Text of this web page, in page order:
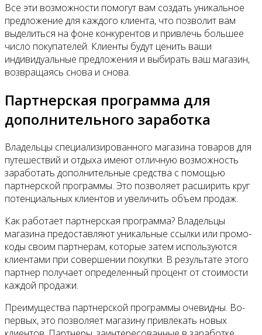
Все эти возможности помогут вам создать уникальное
предложение для каждого клиента, что позволит вам
выделиться на фоне конкурентов и привлечь большее
число покупателей. Клиенты будут ценить ваши
индивидуальные предложения и выбирать ваш магазин,
возвращаясь снова и снова.
Партнерская программа для
дополнительного заработка
Владельцы специализированного магазина товаров для
путешествий и отдыха имеют отличную возможность
заработать дополнительные средства с помощью
партнерской программы. Это позволяет расширить круг
потенциальных клиентов и увеличить объем продаж.
Как работает партнерская программа? Владельцы
магазина предоставляют уникальные ссылки или промо-
коды своим партнерам, которые затем используются
клиентами при совершении покупки. В результате этого
партнер получает определенный процент от стоимости
каждой продажи.
Преимущества партнерской программы очевидны. Во-
первых, это позволяет магазину привлекать новых